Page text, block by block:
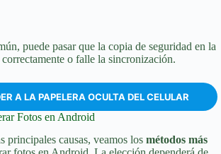
puede pasar que la copia de seguridad en la
o falle la sincronización.
A LA PAPELERA OCULTA DEL CELULAR
Fotos en Android
principales causas, veamos los métodos más